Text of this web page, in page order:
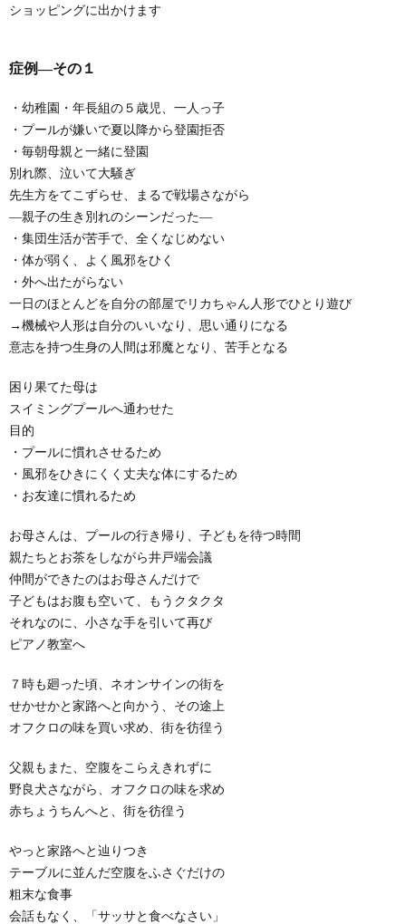
ショッピングに出かけます
症例―その１
・幼稚園・年長組の５歳児、一人っ子
・プールが嫌いで夏以降から登園拒否
・毎朝母親と一緒に登園
別れ際、泣いて大騒ぎ
先生方をてこずらせ、まるで戦場さながら
―親子の生き別れのシーンだった―
・集団生活が苦手で、全くなじめない
・体が弱く、よく風邪をひく
・外へ出たがらない
一日のほとんどを自分の部屋でリカちゃん人形でひとり遊び
→機械や人形は自分のいいなり、思い通りになる
意志を持つ生身の人間は邪魔となり、苦手となる
困り果てた母は
スイミングプールへ通わせた
目的
・プールに慣れさせるため
・風邪をひきにくく丈夫な体にするため
・お友達に慣れるため
お母さんは、プールの行き帰り、子どもを待つ時間
親たちとお茶をしながら井戸端会議
仲間ができたのはお母さんだけで
子どもはお腹も空いて、もうクタクタ
それなのに、小さな手を引いて再び
ピアノ教室へ
７時も廻った頃、ネオンサインの街を
せかせかと家路へと向かう、その途上
オフクロの味を買い求め、街を彷徨う
父親もまた、空腹をこらえきれずに
野良犬さながら、オフクロの味を求め
赤ちょうちんへと、街を彷徨う
やっと家路へと辿りつき
テーブルに並んだ空腹をふさぐだけの
粗末な食事
会話もなく、「サッサと食べなさい」